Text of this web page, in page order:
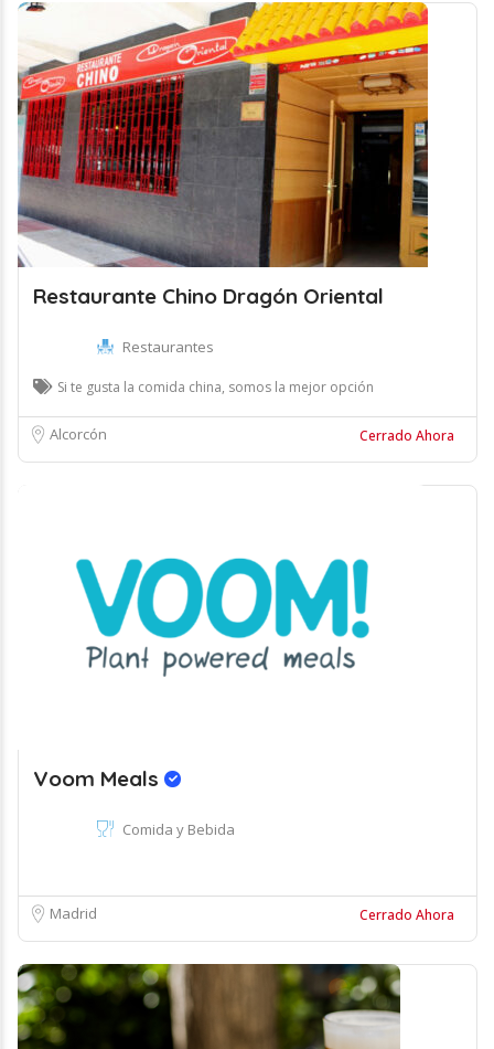
Restaurante Chino Dragón Oriental
Restaurantes
Si te gusta la comida china, somos la mejor opción
Alcorcón Cerrado Ahora
Voom Meals
Comida y Bebida
Madrid Cerrado Ahora